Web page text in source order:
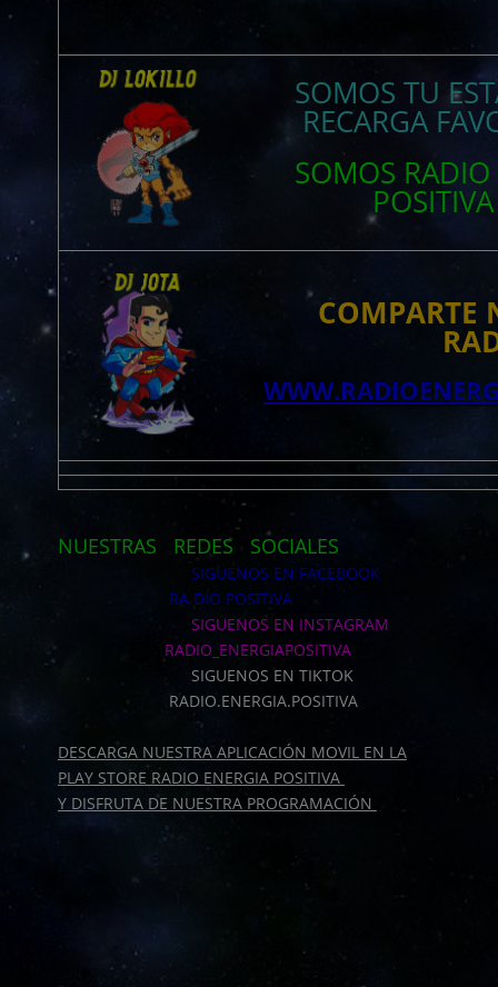
SOMOS TU
RECARGA
SOMOS
NUESTRAS REDES SOCIALES
SIGUENOS EN FACEBOOK
RA DIO POSITIVA
SIGUENOS EN INSTAGRAM
RADIO_ENERGIAPOSITIVA
SIGUENOS EN TIKTOK
RADIO.ENERGIA.POSITIVA
DESCARGA NUESTRA APLICACIÓN MOVIL EN LA
PLAY STORE RADIO ENERGIA POSITIVA
Y DISFRUTA DE NUESTRA PROGRAMACIÓN